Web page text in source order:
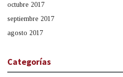
octubre 2017
septiembre 2017
agosto 2017
Categorías